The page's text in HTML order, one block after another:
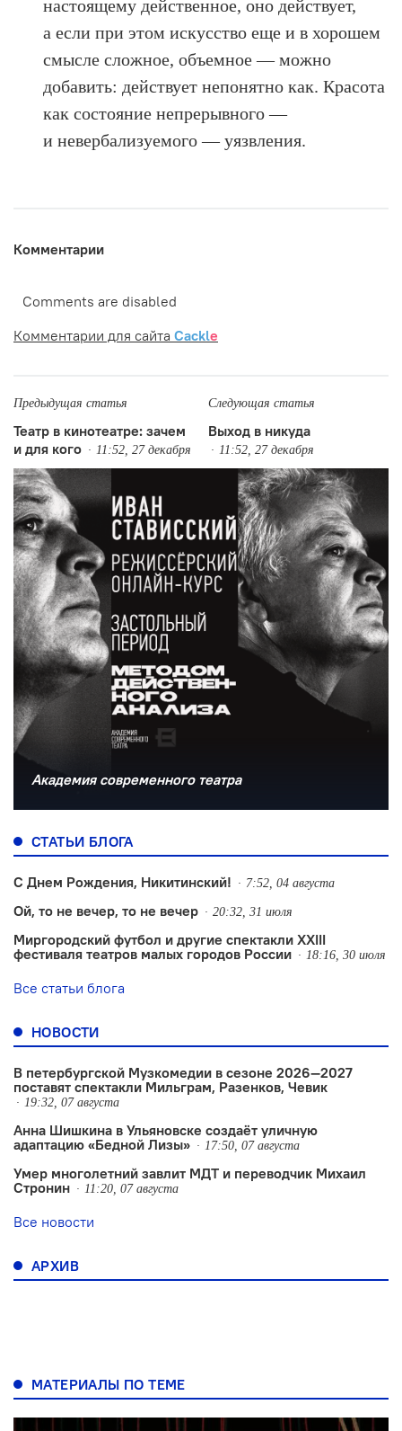
настоящему действенное, оно действует,
а если при этом искусство еще и в хорошем
смысле сложное, объемное — можно
добавить: действует непонятно как. Красота
как состояние непрерывного —
и невербализуемого — уязвления.
Комментарии
Comments are disabled
Комментарии для сайта Cackle
Предыдущая статья
Театр в кинотеатре: зачем
и для кого
11:52, 27 декабря
Следующая статья
Выход в никуда
11:52, 27 декабря
Академия современного театра
СТАТЬИ БЛОГА
С Днем Рождения, Никитинский! 7:52, 04 августа
Ой, то не вечер, то не вечер 20:32, 31 июля
Миргородский футбол и другие спектакли XXIII
фестиваля театров малых городов России
18:16, 30 июля
Все статьи блога
НОВОСТИ
В петербургской Музкомедии в сезоне 2026—2027
поставят спектакли Мильграм, Разенков, Чевик
19:32, 07 августа
Анна Шишкина в Ульяновске создаëт уличную
адаптацию «Бедной Лизы»
17:50, 07 августа
Умер многолетний завлит МДТ и переводчик Михаил
Стронин
11:20, 07 августа
Все новости
АРХИВ
МАТЕРИАЛЫ ПО ТЕМЕ